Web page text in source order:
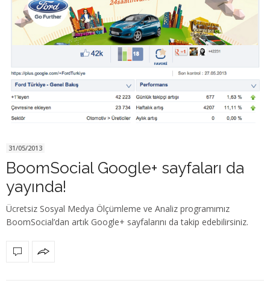
31/05/2013
BoomSocial Google+ sayfaları da
yayında!
Ücretsiz Sosyal Medya Ölçümleme ve Analiz programımız
BoomSocial’dan artık Google+ sayfalarını da takip edebilirsiniz.